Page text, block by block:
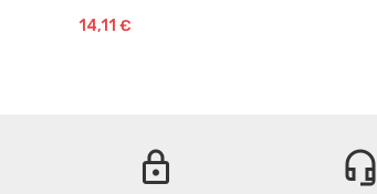
14,11 €
lock headset_mic